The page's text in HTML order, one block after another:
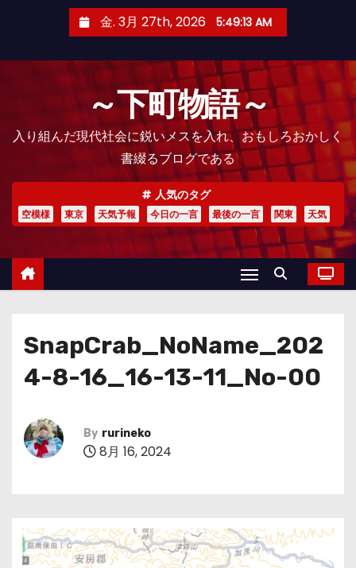
金. 3月 27th, 2026 5:49:14 AM
～下町物語～
入り組んだ現代社会に鋭いメスを入れ、おもしろおかしく
書綴るブログである
人気のタグ
空模様 東京 天気予報 今日の一言 最後の一言 関東 天気
SnapCrab_NoName_202
4-8-16_16-13-11_No-00
By rurineko
8月 16, 2024